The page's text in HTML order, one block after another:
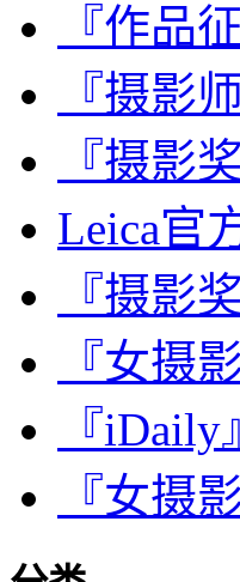
『作品
『摄影
『摄影
Leica官
『摄影
『女摄
『
『女摄